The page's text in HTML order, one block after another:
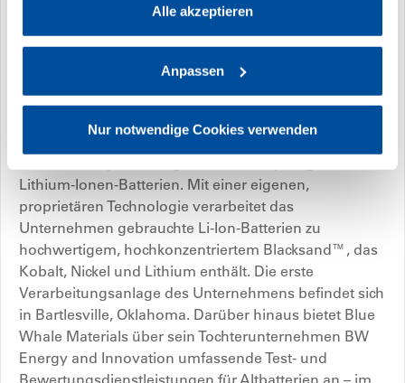
Alle akzeptieren
Anpassen
Nur notwendige Cookies verwenden
Über Blue Whale Materials und BW
Energy and Innovation
Blue Whale Materials ist ein innovativer Vorreiter im
Bereich nachhaltiges Batterierecycling und engagiert
Lithium-Ionen-Batterien. Mit einer eigenen,
proprietären Technologie verarbeitet das
Unternehmen gebrauchte Li-Ion-Batterien zu
hochwertigem, hochkonzentriertem Blacksand™, das
Kobalt, Nickel und Lithium enthält. Die erste
Verarbeitungsanlage des Unternehmens befindet sich
in Bartlesville, Oklahoma. Darüber hinaus bietet Blue
Whale Materials über sein Tochterunternehmen BW
Energy and Innovation umfassende Test- und